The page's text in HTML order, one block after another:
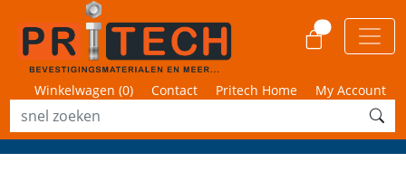
Winkelwagen (0) Contact Pritech Home My Account